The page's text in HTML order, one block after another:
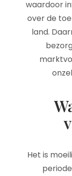
waardoor
over de
land.
Het is